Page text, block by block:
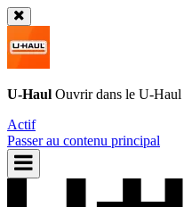
U-Haul Ouvrir dans le U-Haul
Actif
Passer au contenu principal